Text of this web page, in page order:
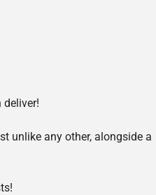
deliver!
unlike any other, alongside a